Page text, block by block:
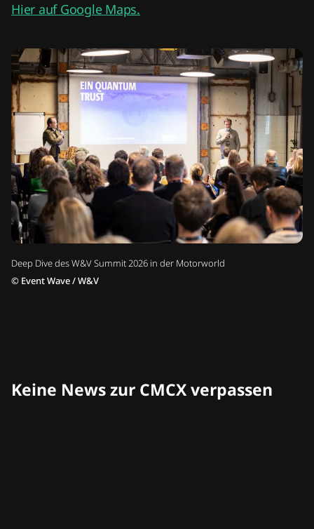
Deep Dive des W&V Summit 2026 in der Motorworld
© Event Wave / W&V
Hier auf Google Maps.
Keine News zur CMCX verpassen